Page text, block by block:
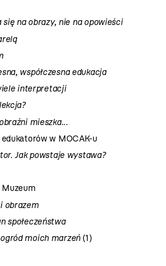
na obrazy, nie na opowieści
współczesna edukacja
interpretacji
mieszka...
w MOCAK-u
Jak powstaje wystawa?
obrazem
społeczeństwa
moich marzeń(1)